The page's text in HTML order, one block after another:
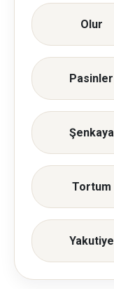
Olur
Pasinler
Şenkaya
Tortum
Yakutiye